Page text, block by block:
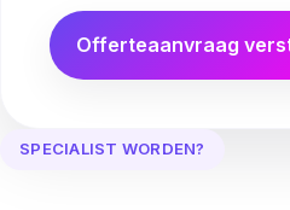
Offerteaanvraag
SPECIALIST WORDEN?